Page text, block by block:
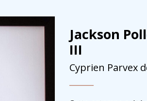
Jackson
III
Cyprien Parvex